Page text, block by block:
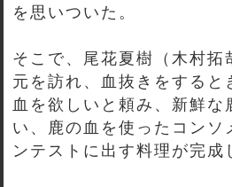
を思いついた。
そこで、尾花夏樹（木村拓
元を訪れ、血抜きをすると
血を欲しいと頼み、新鮮な
い、鹿の血を使ったコンソ
ンテストに出す料理が完成